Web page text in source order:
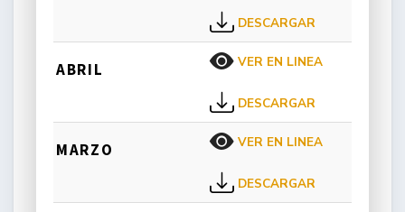
DESCARGAR
ABRIL VER EN LINEA
DESCARGAR
MARZO VER EN LINEA
DESCARGAR